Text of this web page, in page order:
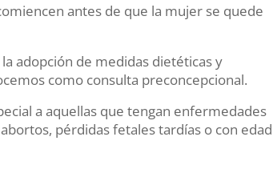
antes de que la mujer se quede
adopción de medidas dietéticas y
como consulta preconcepcional.
a aquellas que tengan enfermedades
pérdidas fetales tardías o con edad